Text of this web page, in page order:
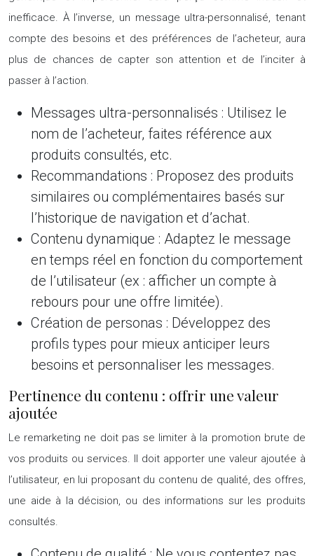
inefficace. À l’inverse, un message ultra-personnalisé, tenant
compte des besoins et des préférences de l’acheteur, aura
plus de chances de capter son attention et de l’inciter à
passer à l’action.
Messages ultra-personnalisés : Utilisez le
nom de l’acheteur, faites référence aux
produits consultés, etc.
Recommandations : Proposez des produits
similaires ou complémentaires basés sur
l’historique de navigation et d’achat.
Contenu dynamique : Adaptez le message
en temps réel en fonction du comportement
de l’utilisateur (ex : afficher un compte à
rebours pour une offre limitée).
Création de personas : Développez des
profils types pour mieux anticiper leurs
besoins et personnaliser les messages.
Pertinence du contenu : offrir une valeur
ajoutée
Le remarketing ne doit pas se limiter à la promotion brute de
vos produits ou services. Il doit apporter une valeur ajoutée à
l’utilisateur, en lui proposant du contenu de qualité, des offres,
une aide à la décision, ou des informations sur les produits
consultés.